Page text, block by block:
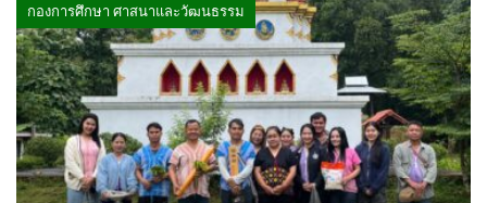
กองการศึกษา ศาสนาและวัฒนธรรม